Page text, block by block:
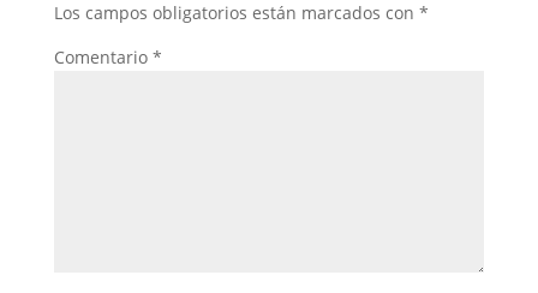
Los campos obligatorios están marcados con *
Comentario *